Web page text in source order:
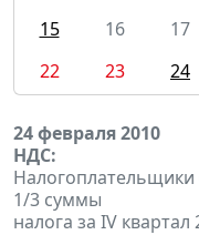
15
16 17
22
23 24
24 февраля 2010
НДС:
1/3 суммы
налога за IV квартал